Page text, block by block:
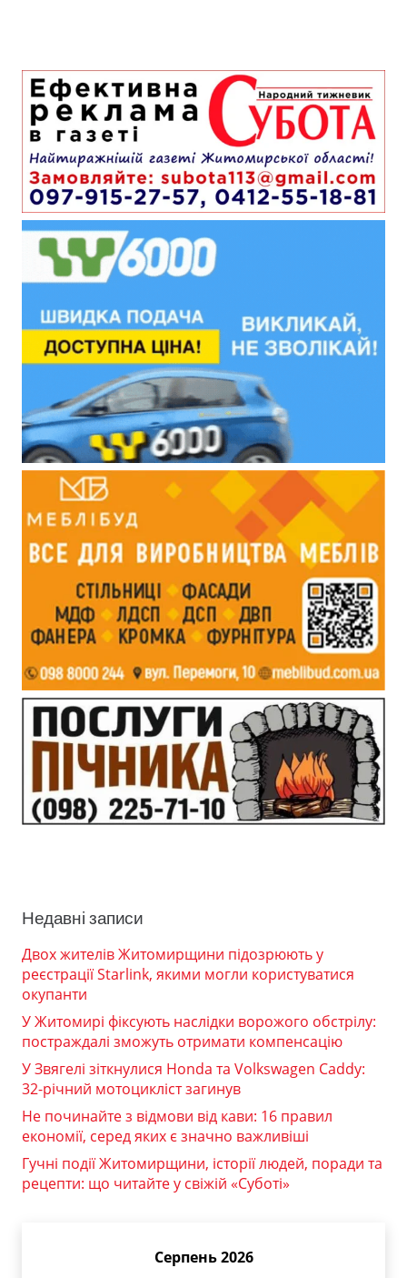
Недавні записи
Двох жителів Житомирщини підозрюють у
реєстрації Starlink, якими могли користуватися
окупанти
У Житомирі фіксують наслідки ворожого обстрілу:
постраждалі зможуть отримати компенсацію
У Звягелі зіткнулися Honda та Volkswagen Caddy:
32-річний мотоцикліст загинув
Не починайте з відмови від кави: 16 правил
економії, серед яких є значно важливіші
Гучні події Житомирщини, історії людей, поради та
рецепти: що читайте у свіжій «Суботі»
Серпень 2026